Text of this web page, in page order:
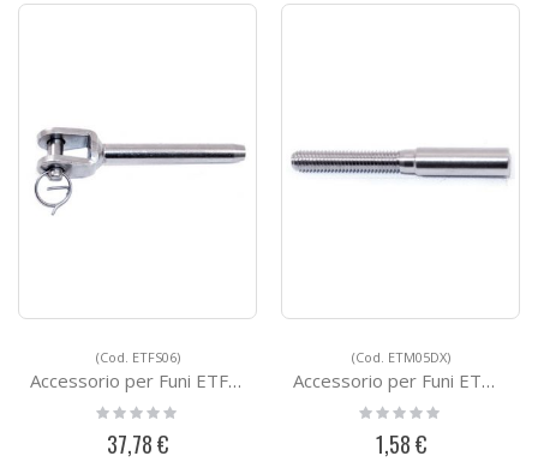
(Cod. ETFS06)
Accessorio per Funi ETFS06
Rating:
0%
37,78 €
(Cod. ETM05DX)
Accessorio per Funi ETM05DX
Rating:
0%
1,58 €